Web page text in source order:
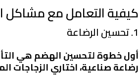
كيفية التعامل مع مشاكل
1. تحسين الرضاعة
أول خطوة لتحسين الهضم هي
رضاعة صناعية، اختاري الزجاجات